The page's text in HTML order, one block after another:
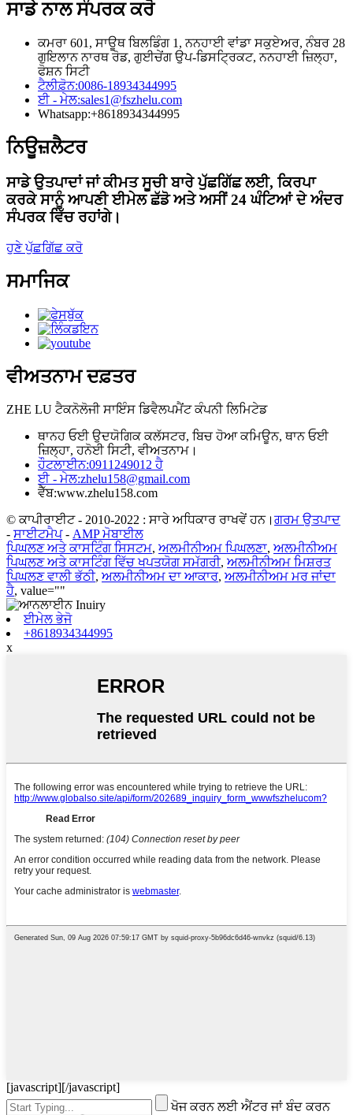
ਸਾਡੇ ਨਾਲ ਸੰਪਰਕ ਕਰੋ
ਕਮਰਾ 601, ਸਾਊਥ ਬਿਲਡਿੰਗ 1, ਨਨਹਾਈ ਵਾਂਡਾ ਸਕੁਏਅਰ, ਨੰਬਰ 28
ਗੁਇਲਾਨ ਨਾਰਥ ਰੋਡ, ਗੁਈਚੇਂਗ ਉਪ-ਡਿਸਟ੍ਰਿਕਟ, ਨਨਹਾਈ ਜ਼ਿਲ੍ਹਾ,
ਫੋਸ਼ਨ ਸਿਟੀ
ਟੈਲੀਫ਼ੋਨ:0086-18934344995
ਈ - ਮੇਲ:sales1@fszhelu.com
Whatsapp:+8618934344995
ਨਿਊਜ਼ਲੈਟਰ
ਸਾਡੇ ਉਤਪਾਦਾਂ ਜਾਂ ਕੀਮਤ ਸੂਚੀ ਬਾਰੇ ਪੁੱਛਗਿੱਛ ਲਈ, ਕਿਰਪਾ
ਕਰਕੇ ਸਾਨੂੰ ਆਪਣੀ ਈਮੇਲ ਛੱਡੋ ਅਤੇ ਅਸੀਂ 24 ਘੰਟਿਆਂ ਦੇ ਅੰਦਰ
ਸੰਪਰਕ ਵਿੱਚ ਰਹਾਂਗੇ।
ਹੁਣੇ ਪੁੱਛਗਿੱਛ ਕਰੋ
ਸਮਾਜਿਕ
ਵੀਅਤਨਾਮ ਦਫ਼ਤਰ
ZHE LU ਟੈਕਨੋਲੋਜੀ ਸਾਇੰਸ ਡਿਵੈਲਪਮੈਂਟ ਕੰਪਨੀ ਲਿਮਿਟੇਡ
ਥਾਨਹ ਓਈ ਉਦਯੋਗਿਕ ਕਲੱਸਟਰ, ਬਿਚ ਹੋਆ ਕਮਿਊਨ, ਥਾਨ ਓਈ
ਜ਼ਿਲ੍ਹਾ, ਹਨੋਈ ਸਿਟੀ, ਵੀਅਤਨਾਮ।
ਹੌਟਲਾਈਨ:0911249012 ਹੈ
ਈ - ਮੇਲ:zhelu158@gmail.com
ਵੈੱਬ:www.zhelu158.com
© ਕਾਪੀਰਾਈਟ - 2010-2022 : ਸਾਰੇ ਅਧਿਕਾਰ ਰਾਖਵੇਂ ਹਨ। ਗਰਮ ਉਤਪਾਦ
- ਸਾਈਟਮੈਪ- AMP ਮੋਬਾਈਲ
ਪਿਘਲਣ ਅਤੇ ਕਾਸਟਿੰਗ ਸਿਸਟਮ, ਅਲਮੀਨੀਅਮ ਪਿਘਲਣਾ, ਅਲਮੀਨੀਅਮ
ਪਿਘਲਣ ਅਤੇ ਕਾਸਟਿੰਗ ਵਿੱਚ ਖਪਤਯੋਗ ਸਮੱਗਰੀ, ਅਲਮੀਨੀਅਮ ਮਿਸ਼ਰਤ
ਪਿਘਲਣ ਵਾਲੀ ਭੱਠੀ, ਅਲਮੀਨੀਅਮ ਦਾ ਆਕਾਰ, ਅਲਮੀਨੀਅਮ ਮਰ ਜਾਂਦਾ
ਹੈ, value=""
ਈਮੇਲ ਭੇਜੋ
+8618934344995
x
[javascript] [/javascript]
ਖੋਜ ਕਰਨ ਲਈ ਐਂਟਰ ਜਾਂ ਬੰਦ ਕਰਨ